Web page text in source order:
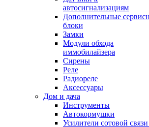
автосигнализациям
Дополнительные
блоки
Замки
Модули обхода
иммобилайзера
Сирены
Реле
Радиореле
Аксессуары
Дом и дача
Инструменты
Автокормушки
Усилители сотовой